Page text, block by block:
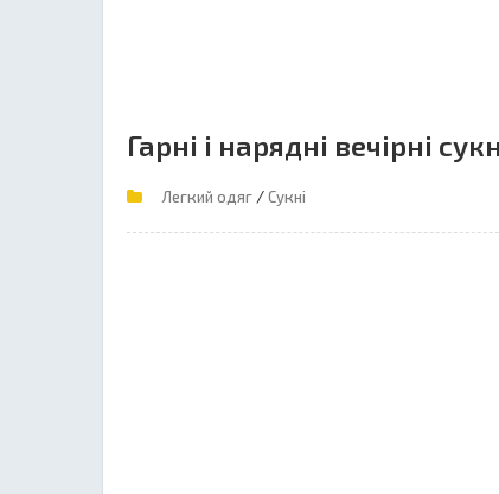
Гарні і нарядні вечірні
Легкий одяг /Сукні